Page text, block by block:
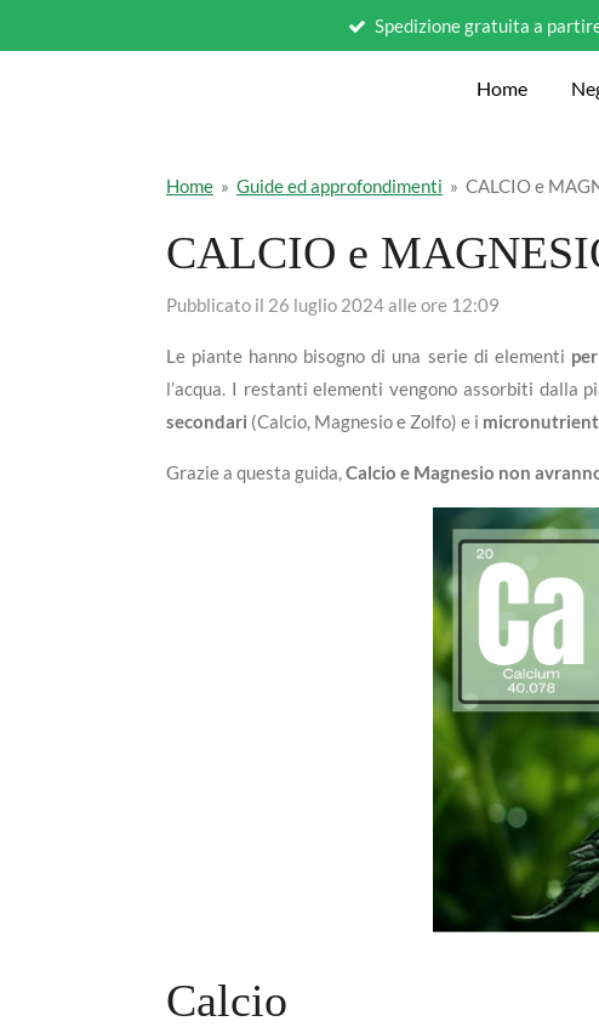
Spedizione gratuita a
Home
Home » Guide ed approfondimenti » CALCIO e
CALCIO e
Pubblicato il 26 luglio 2024 alle ore 12:09
Le piante hanno bisogno di una serie di elementi
l’acqua. I restanti elementi vengono assorbiti
secondari (Calcio, Magnesio e Zolfo) e i
Grazie a questa guida,Calcio e Magnesio non
Calcio